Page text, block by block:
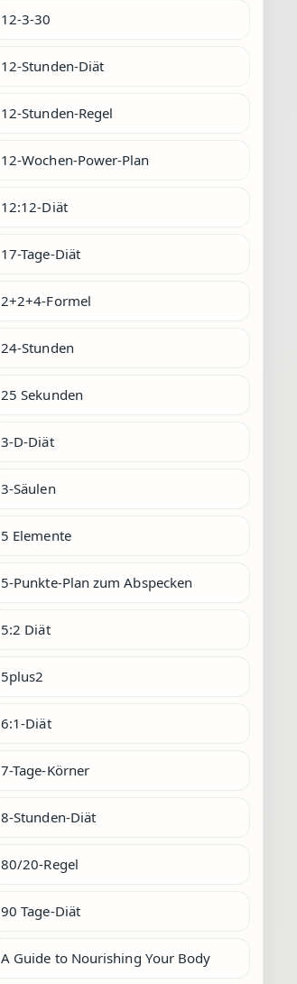
12-3-30
12-Stunden-Diät
12-Stunden-Regel
12-Wochen-Power-Plan
12:12-Diät
17-Tage-Diät
2+2+4-Formel
24-Stunden
25 Sekunden
3-D-Diät
3-Säulen
5 Elemente
5-Punkte-Plan zum Abspecken
5:2 Diät
5plus2
6:1-Diät
7-Tage-Körner
8-Stunden-Diät
80/20-Regel
90 Tage-Diät
A Guide to Nourishing Your Body